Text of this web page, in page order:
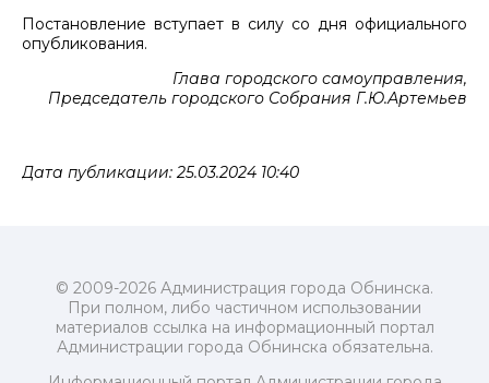
Постановление вступает в силу со дня официального
опубликования.
Глава городского самоуправления,
Председатель городского Собрания Г.Ю.Артемьев
Дата публикации: 25.03.2024 10:40
© 2009-2026 Администрация города Обнинска.
При полном, либо частичном использовании
материалов ссылка на информационный портал
Администрации города Обнинска обязательна.